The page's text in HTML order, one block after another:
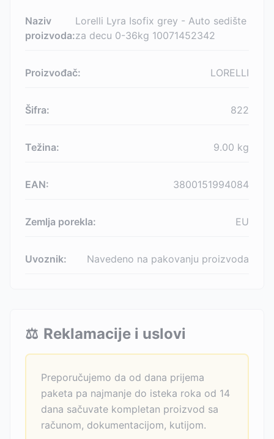
Naziv
proizvoda:
Lorelli Lyra Isofix grey - Auto sedište
za decu 0-36kg 10071452342
Proizvođač: LORELLI
Šifra: 822
Težina: 9.00 kg
EAN: 3800151994084
Zemlja porekla: EU
Uvoznik: Navedeno na pakovanju proizvoda
⚖️ Reklamacije i uslovi
Preporučujemo da od dana prijema
paketa pa najmanje do isteka roka od 14
dana sačuvate kompletan proizvod sa
računom, dokumentacijom, kutijom.